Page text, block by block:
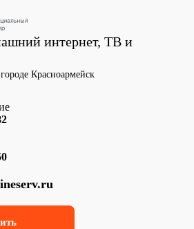
интернет, ТВ и
Красноармейск